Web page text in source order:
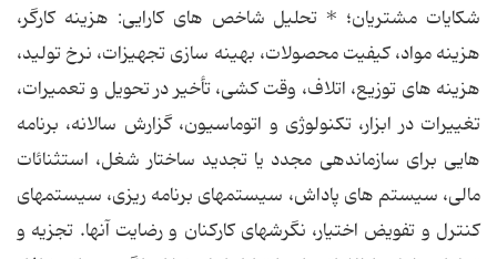
شكایات مشتریان؛ * تحلیل شاخص های كارایی: هزینه كارگر،
هزینه مواد، كیفیت محصولات، بهینه سازی تجهیزات، نرخ تولید،
هزینه های توزیع، اتلاف، وقت كشی، تأخیر در تحویل و تعمیرات،
تغییرات در ابزار، تكنولوژی و اتوماسیون، گزارش سالانه، برنامه
هایی برای سازماندهی مجدد یا تجدید ساختار شغل، استثنائات
مالی، سیستم های پاداش، سیستمهای برنامه ریزی، سیستمهای
كنترل و تفویض اختیار، نگرشهای كاركنان و رضایت آنها. تجزیه و